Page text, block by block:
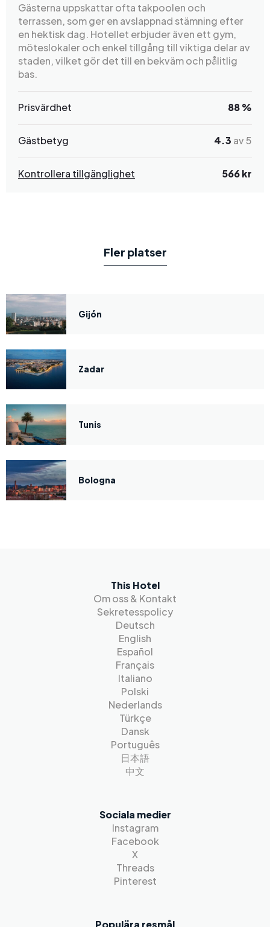
Gästerna uppskattar ofta takpoolen och
terrassen, som ger en avslappnad stämning efter
en hektisk dag. Hotellet erbjuder även ett gym,
möteslokaler och enkel tillgång till viktiga delar av
staden, vilket gör det till en bekväm och pålitlig
bas.
Prisvärdhet 88 %
Gästbetyg 4.3 av 5
Kontrollera tillgänglighet 566 kr
Fler platser
Gijón
Zadar
Tunis
Bologna
This Hotel
Om oss & Kontakt
Sekretesspolicy
Deutsch
English
Español
Français
Italiano
Polski
Nederlands
Türkçe
Dansk
Português
日本語
中文
Sociala medier
Instagram
Facebook
X
Threads
Pinterest
Populära resmål